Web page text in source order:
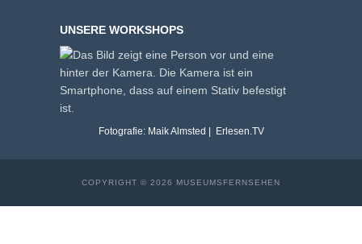
UNSERE WORKSHOPS
Fotografie: Maik Almsted | Erlesen.TV
COPYRIGHT © 2026 MUSEUMSFERNSEHEN